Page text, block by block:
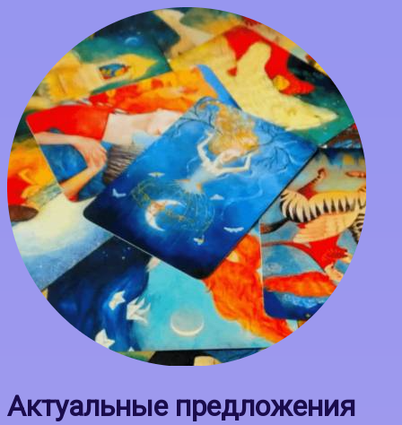
Актуальные предложения